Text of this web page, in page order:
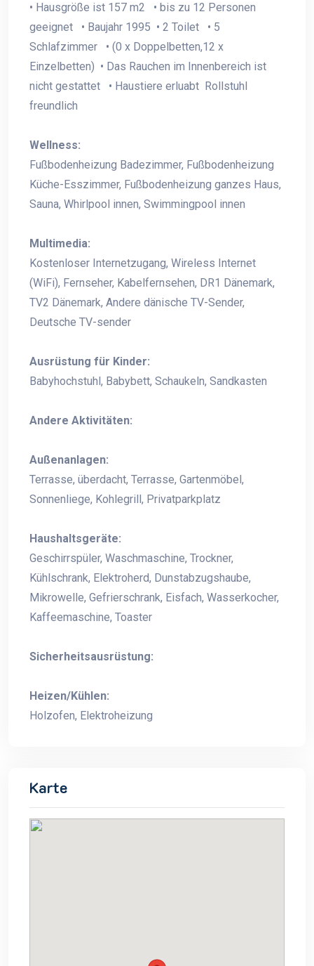
• Hausgröße ist 157 m2 • bis zu 12 Personen
geeignet • Baujahr 1995 • 2 Toilet • 5
Schlafzimmer • (0 x Doppelbetten,12 x
Einzelbetten) • Das Rauchen im Innenbereich ist
nicht gestattet • Haustiere erluabt Rollstuhl
freundlich
Wellness:
Fußbodenheizung Badezimmer, Fußbodenheizung
Küche-Esszimmer, Fußbodenheizung ganzes Haus,
Sauna, Whirlpool innen, Swimmingpool innen
Multimedia:
Kostenloser Internetzugang, Wireless Internet
(WiFi), Fernseher, Kabelfernsehen, DR1 Dänemark,
TV2 Dänemark, Andere dänische TV-Sender,
Deutsche TV-sender
Ausrüstung für Kinder:
Babyhochstuhl, Babybett, Schaukeln, Sandkasten
Andere Aktivitäten:
Außenanlagen:
Terrasse, überdacht, Terrasse, Gartenmöbel,
Sonnenliege, Kohlegrill, Privatparkplatz
Haushaltsgeräte:
Geschirrspüler, Waschmaschine, Trockner,
Kühlschrank, Elektroherd, Dunstabzugshaube,
Mikrowelle, Gefrierschrank, Eisfach, Wasserkocher,
Kaffeemaschine, Toaster
Sicherheitsausrüstung:
Heizen/Kühlen:
Holzofen, Elektroheizung
Karte